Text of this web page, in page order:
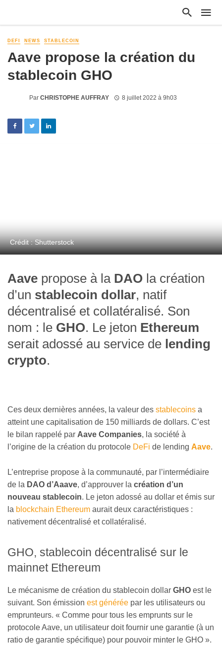
DEFI NEWS STABLECOIN
Aave propose la création du
stablecoin GHO
Par CHRISTOPHE AUFFRAY 8 juillet 2022 à 9h03
Crédit : Shutterstock
Aave propose à la DAO la création
d’un stablecoin dollar, natif
décentralisé et collatéralisé. Son
nom : le GHO. Le jeton Ethereum
serait adossé au service de lending
crypto.
Ces deux dernières années, la valeur des stablecoins a
atteint une capitalisation de 150 milliards de dollars. C’est
le bilan rappelé par Aave Companies, la société à
l’origine de la création du protocole DeFi de lending Aave.
L’entreprise propose à la communauté, par l’intermédiaire
de la DAO d’Aaave, d’approuver la création d’un
nouveau stablecoin. Le jeton adossé au dollar et émis sur
la blockchain Ethereum aurait deux caractéristiques :
nativement décentralisé et collatéralisé.
GHO, stablecoin décentralisé sur le
mainnet Ethereum
Le mécanisme de création du stablecoin dollar GHO est le
suivant. Son émission est générée par les utilisateurs ou
emprunteurs. « Comme pour tous les emprunts sur le
protocole Aave, un utilisateur doit fournir une garantie (à un
ratio de garantie spécifique) pour pouvoir minter le GHO ».